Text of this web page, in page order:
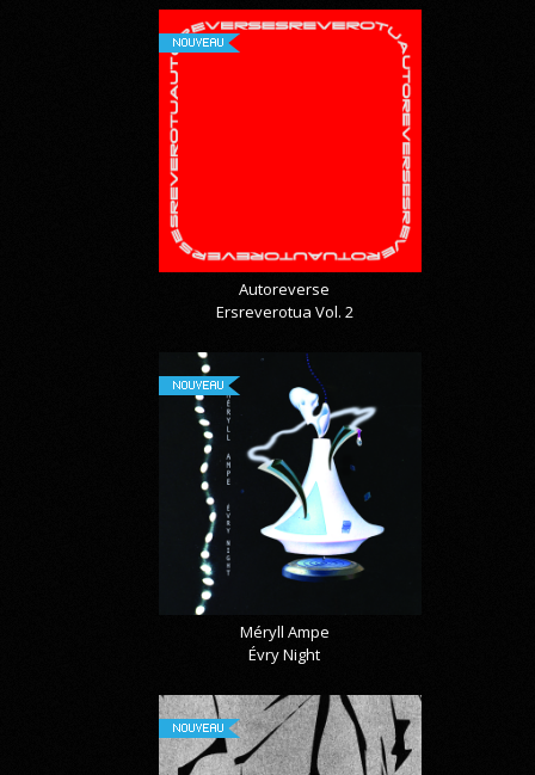
NOUVEAU
Autoreverse
Ersreverotua Vol. 2
NOUVEAU
Méryll Ampe
Évry Night
NOUVEAU